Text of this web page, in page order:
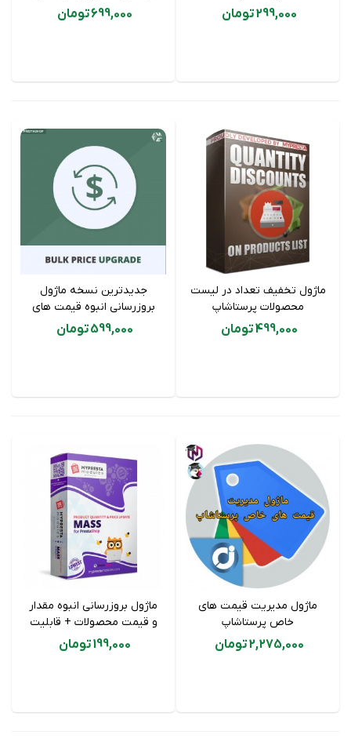
299,000 تومان
تخفیف
699,000 تومان
ماژول تخفیف تعداد در لیست
محصولات پرستاشاپ
499,000 تومان
جدیدترین نسخه ماژول
بروزرسانی انبوه قیمت های
پرستاشاپ599,000 تومان
ماژول مدیریت قیمت های
خاص پرستاشاپ
2,275,000 تومان
ماژول بروزرسانی انبوه مقدار
و قیمت محصولات + قابلیت
ویرایش زنده
199,000 تومان